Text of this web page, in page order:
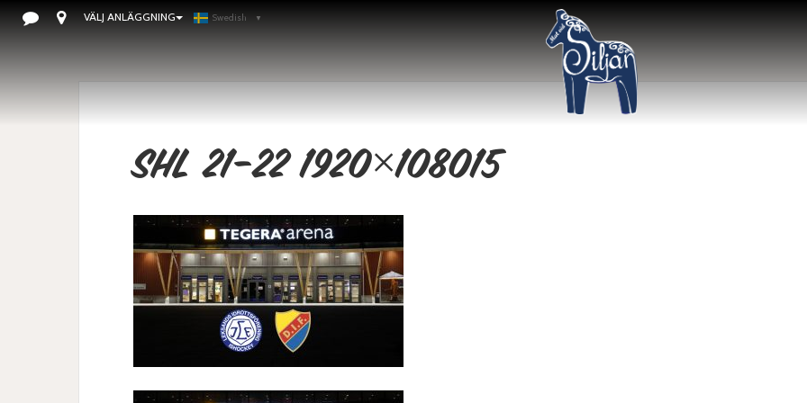
VÄLJ ANLÄGGNING Swedish ▼
SHL 21-22 1920×108015